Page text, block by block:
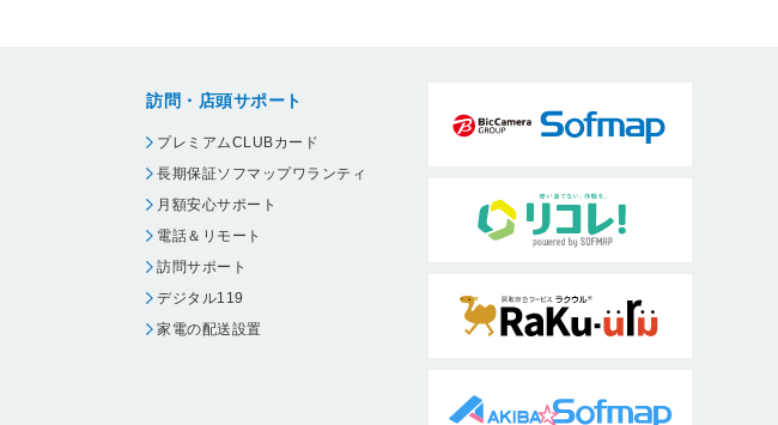
訪問・店頭サポート
プレミアムCLUBカード
長期保証ソフマップワランティ
月額安心サポート
電話＆リモート
訪問サポート
デジタル119
家電の配送設置